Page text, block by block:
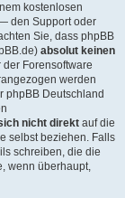
kostenlosen
den Support oder
Sie, dass phpBB
absolut keinen
Forensoftware
werden
phpBB Deutschland
nicht direkt auf die
selbst beziehen. Falls
schreiben, die die
wenn überhaupt,